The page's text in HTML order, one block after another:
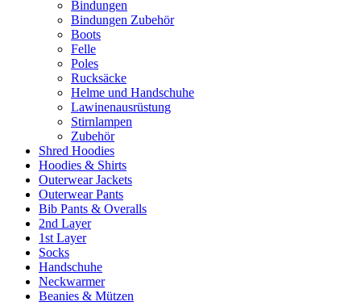
Bindungen
Bindungen Zubehör
Boots
Felle
Poles
Rucksäcke
Helme und Handschuhe
Lawinenausrüstung
Stirnlampen
Zubehör
Shred Hoodies
Hoodies & Shirts
Outerwear Jackets
Outerwear Pants
Bib Pants & Overalls
2nd Layer
1st Layer
Socks
Handschuhe
Neckwarmer
Beanies & Mützen